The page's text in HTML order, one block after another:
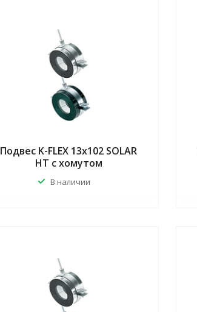
Подвес K-FLEX 13x102 SOLAR
HT с хомутом
В наличии